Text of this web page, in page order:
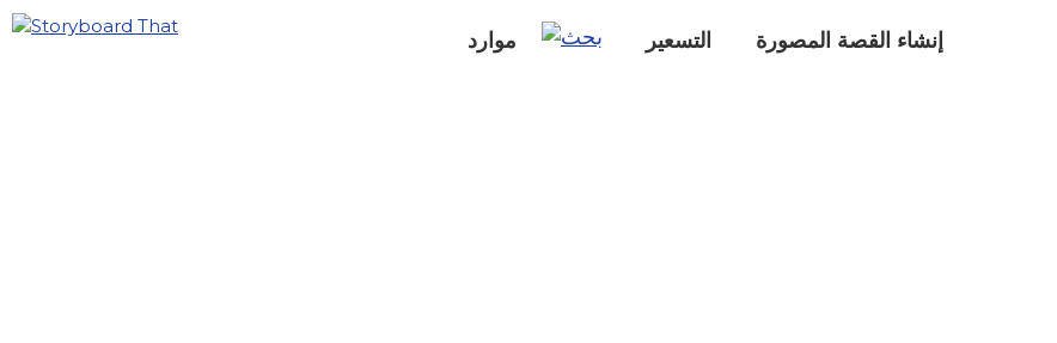
موارد التسعير إنشاء القصة المصورة